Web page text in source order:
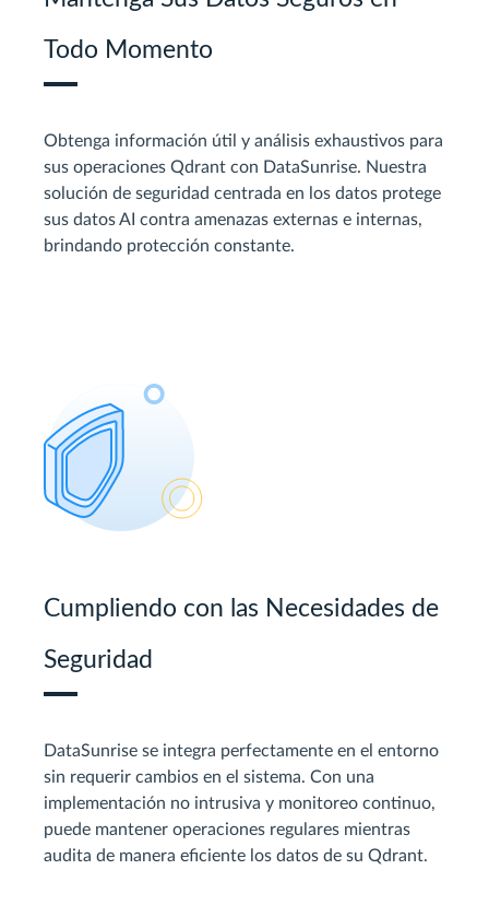
Todo Momento
Obtenga información útil y análisis exhaustivos para
sus operaciones Qdrant con DataSunrise. Nuestra
solución de seguridad centrada en los datos protege
sus datos AI contra amenazas externas e internas,
brindando protección constante.
Cumpliendo con las Necesidades de
Seguridad
DataSunrise se integra perfectamente en el entorno
sin requerir cambios en el sistema. Con una
implementación no intrusiva y monitoreo continuo,
puede mantener operaciones regulares mientras
audita de manera eficiente los datos de su Qdrant.